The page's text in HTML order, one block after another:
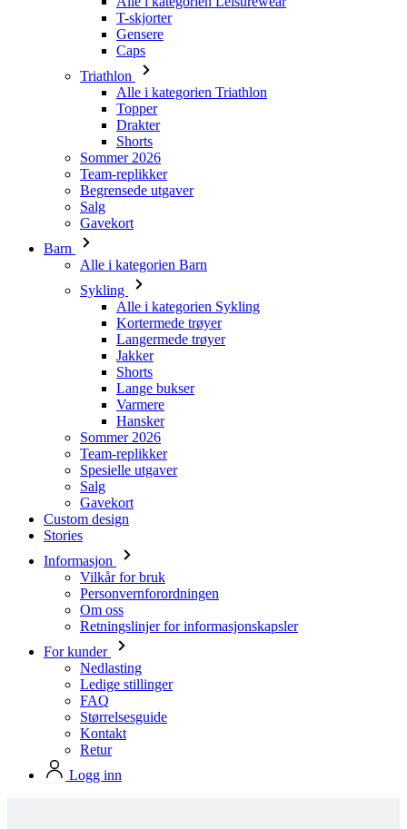
Alle i kategorien Triathlon
Topper
Drakter
Shorts
Sommer 2026
Team-replikker
Begrensede utgaver
Salg
Gavekort
Barn
Alle i kategorien Barn
Sykling
Alle i kategorien Sykling
Langermede trøyer
Jakker
Shorts
Lange bukser
Varmere
Hansker
Sommer 2026
Team-replikker
Spesielle utgaver
Salg
Gavekort
Custom design
Stories
Informasjon
Vilkår for bruk
Personvernforordningen
Om oss
Retningslinjer for informasjonskapsler
For kunder
Nedlasting
Ledige stillinger
FAQ
Størrelsesguide
Kontakt
Retur
Logg inn